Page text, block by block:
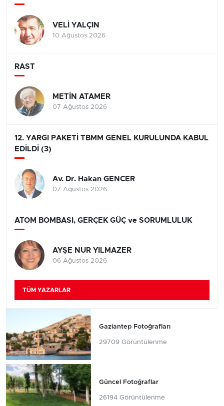
VELİ YALÇIN
10 Ağustos 2026
RAST
METİN ATAMER
07 Ağustos 2026
12. YARGI PAKETİ TBMM GENEL KURULUNDA KABUL
EDİLDİ (3)
Av. Dr. Hakan GENCER
07 Ağustos 2026
ATOM BOMBASI, GERÇEK GÜÇ ve SORUMLULUK
AYŞE NUR YILMAZER
06 Ağustos 2026
TÜM YAZARLAR
Gaziantep Fotoğrafları
29709 Görüntülenme
Güncel Fotoğraflar
26194 Görüntülenme